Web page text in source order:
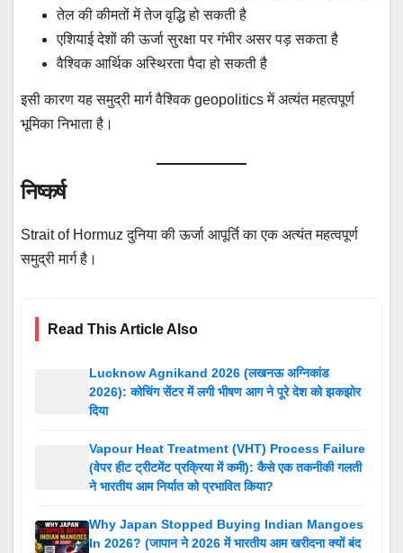
तेल की कीमतों में तेज वृद्धि हो सकती है
एशियाई देशों की ऊर्जा सुरक्षा पर गंभीर असर पड़ सकता है
वैश्विक आर्थिक अस्थिरता पैदा हो सकती है
इसी कारण यह समुद्री मार्ग वैश्विक geopolitics में अत्यंत महत्वपूर्ण
भूमिका निभाता है।
निष्कर्ष
Strait of Hormuz दुनिया की ऊर्जा आपूर्ति का एक अत्यंत महत्वपूर्ण
समुद्री मार्ग है।
Read This Article Also
Lucknow Agnikand 2026 (लखनऊ अग्निकांड
2026): कोचिंग सेंटर में लगी भीषण आग ने पूरे देश को झकझोर
दिया
Vapour Heat Treatment (VHT) Process Failure
(वेपर हीट ट्रीटमेंट प्रक्रिया में कमी): कैसे एक तकनीकी गलती
ने भारतीय आम निर्यात को प्रभावित किया?
Why Japan Stopped Buying Indian Mangoes
In 2026? (जापान ने 2026 में भारतीय आम खरीदना क्यों बंद